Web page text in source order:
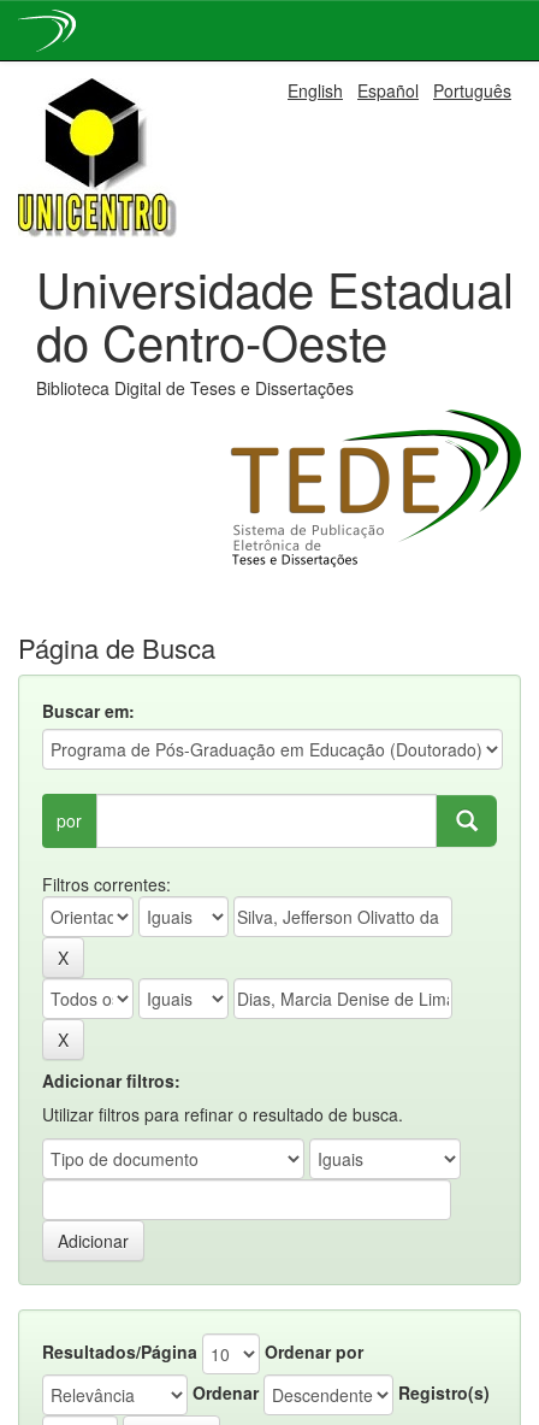
navigation
English Español Português
Universidade Estadual
do Centro-Oeste
Biblioteca Digital de Teses e Dissertações
Página de Busca
Buscar em:
por
Filtros correntes:
Adicionar filtros:
Utilizar filtros para refinar o resultado de busca.
Resultados/Página
Ordenar por
Ordenar
Registro(s)